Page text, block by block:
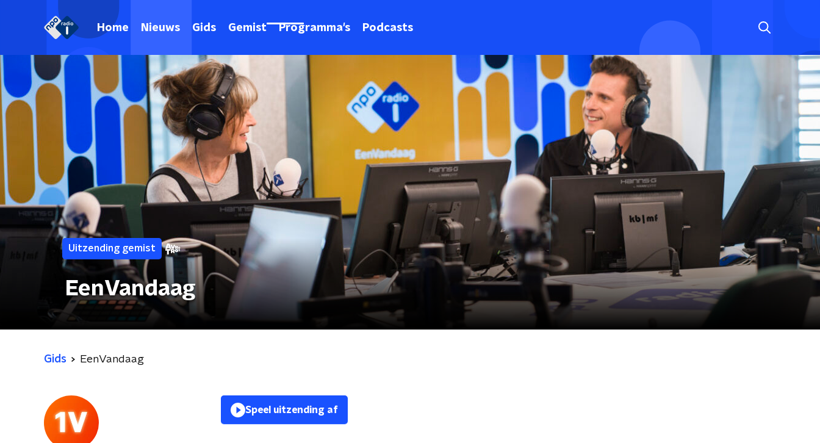
Home Nieuws Gids Gemist Programma's Podcasts
Uitzending gemist
EenVandaag
Gids EenVandaag
Speel uitzending af